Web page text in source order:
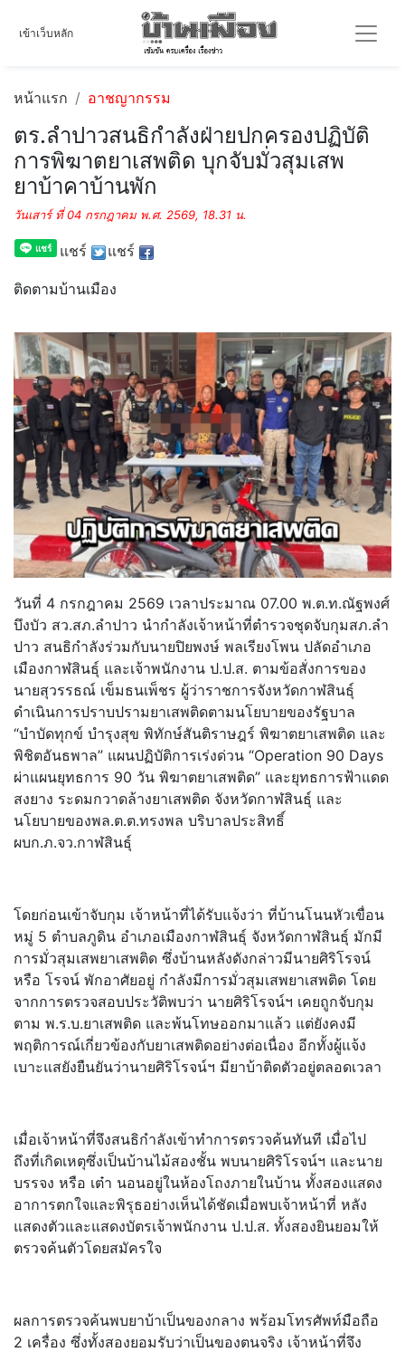
เข้าเว็บหลัก
หน้าแรก อาชญากรรม
ตร.ลำปาวสนธิกำลังฝ่ายปกครองปฏิบัติ
การพิฆาตยาเสพติด บุกจับมั่วสุมเสพ
ยาบ้าคาบ้านพัก
วันเสาร์ ที่ 04 กรกฎาคม พ.ศ. 2569, 18.31 น.
แชร์ แชร์
ติดตามบ้านเมือง
วันที่ 4 กรกฎาคม 2569 เวลาประมาณ 07.00 พ.ต.ท.ณัฐพงศ์
บึงบัว สว.สภ.ลำปาว นำกำลังเจ้าหน้าที่ตำรวจชุดจับกุมสภ.ลำ
ปาว สนธิกำลังร่วมกับนายปิยพงษ์ พลเรียงโพน ปลัดอำเภอ
เมืองกาฬสินธุ์ และเจ้าพนักงาน ป.ป.ส. ตามข้อสั่งการของ
นายสุวรรธณ์ เข็มธนเพ็ชร ผู้ว่าราชการจังหวัดกาฬสินธุ์
ดำเนินการปราบปรามยาเสพติดตามนโยบายของรัฐบาล
“บำบัดทุกข์ บำรุงสุข พิทักษ์สันติราษฎร์ พิฆาตยาเสพติด และ
พิชิตอันธพาล” แผนปฏิบัติการเร่งด่วน “Operation 90 Days
ผ่าแผนยุทธการ 90 วัน พิฆาตยาเสพติด” และยุทธการฟ้าแดด
สงยาง ระดมกวาดล้างยาเสพติด จังหวัดกาฬสินธุ์ และ
นโยบายของพล.ต.ต.ทรงพล บริบาลประสิทธิ์
ผบก.ภ.จว.กาฬสินธุ์
โดยก่อนเข้าจับกุม เจ้าหน้าที่ได้รับแจ้งว่า ที่บ้านโนนหัวเขื่อน
หมู่ 5 ตำบลภูดิน อำเภอเมืองกาฬสินธุ์ จังหวัดกาฬสินธุ์ มักมี
การมั่วสุมเสพยาเสพติด ซึ่งบ้านหลังดังกล่าวมีนายศิริโรจน์
หรือ โรจน์ พักอาศัยอยู่ กำลังมีการมั่วสุมเสพยาเสพติด โดย
จากการตรวจสอบประวัติพบว่า นายศิริโรจน์ฯ เคยถูกจับกุม
ตาม พ.ร.บ.ยาเสพติด และพ้นโทษออกมาแล้ว แต่ยังคงมี
พฤติการณ์เกี่ยวข้องกับยาเสพติดอย่างต่อเนื่อง อีกทั้งผู้แจ้ง
เบาะแสยังยืนยันว่านายศิริโรจน์ฯ มียาบ้าติดตัวอยู่ตลอดเวลา
เมื่อเจ้าหน้าที่จึงสนธิกำลังเข้าทำการตรวจค้นทันที เมื่อไป
ถึงที่เกิดเหตุซึ่งเป็นบ้านไม้สองชั้น พบนายศิริโรจน์ฯ และนาย
บรรจง หรือ เต๋า นอนอยู่ในห้องโถงภายในบ้าน ทั้งสองแสดง
อาการตกใจและพิรุธอย่างเห็นได้ชัดเมื่อพบเจ้าหน้าที่ หลัง
แสดงตัวและแสดงบัตรเจ้าพนักงาน ป.ป.ส. ทั้งสองยินยอมให้
ตรวจค้นตัวโดยสมัครใจ
ผลการตรวจค้นพบยาบ้าเป็นของกลาง พร้อมโทรศัพท์มือถือ
2 เครื่อง ซึ่งทั้งสองยอมรับว่าเป็นของตนจริง เจ้าหน้าที่จึง